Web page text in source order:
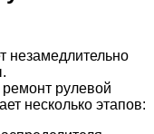
незамедлительно
рулевой
несколько этапов: